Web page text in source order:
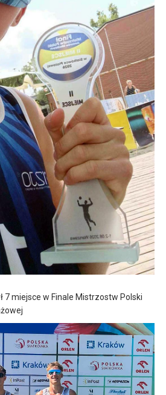
7 miejsce w Finale Mistrzostw Polski